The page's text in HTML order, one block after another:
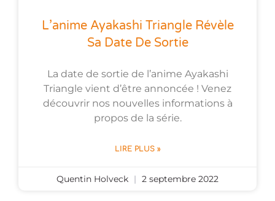
L’anime Ayakashi Triangle Révèle
Sa Date De Sortie
La date de sortie de l’anime Ayakashi
Triangle vient d’être annoncée ! Venez
découvrir nos nouvelles informations à
propos de la série.
LIRE PLUS »
Quentin Holveck 2 septembre 2022